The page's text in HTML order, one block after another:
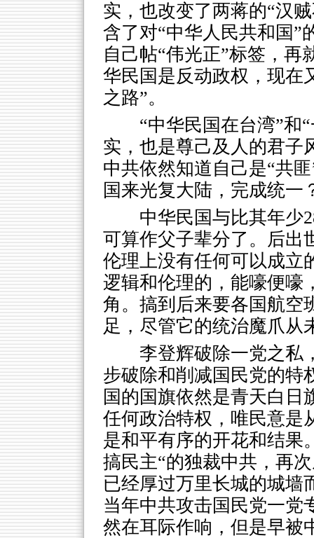
实，也改变了两蒋的“汉
含了对“中华人民共和国”
自己帖“伟光正”标签，再
华民国是反动政权，现在
之路”。
“中华民国在台湾”和
实，也是尊己及人的君子
中共依然知道自己是“共
国来光复大陆，完成统一
中华民国与比其年少
可算作父子辈分了。后出
伦理上没有任何可以成立
逻辑和伦理的，能嚎便嚎
角。搞到后来要各国航空
足，尽管它的统治魔爪从
李登辉破除一党之私
步破除和削减国民党的特
国的国旗依然是青天白日
任何政治特权，唯民意是
是和平有序的开花和结果
搞民主“的独裁中共，再
已经厚过万里长城的城墙
当年中共攻击国民党一党
然在耳际作响，但是早被